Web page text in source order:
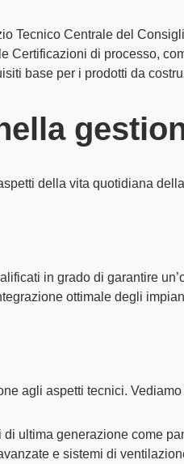
Tecnico Centrale del
Certificazioni di processo,
base per i prodotti da
della vita quotidiana
in grado di garantire
ottimale degli
agli aspetti tecnici.
di ultima generazione come
e sistemi di